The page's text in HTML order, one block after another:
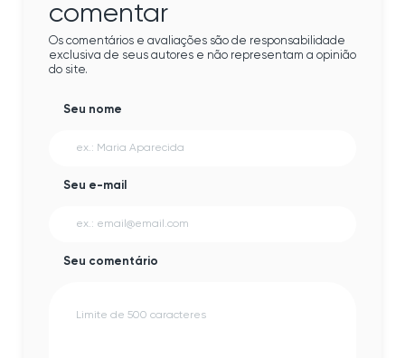
comentar
Os comentários e avaliações são de responsabilidade
exclusiva de seus autores e não representam a opinião
do site.
Seu nome
Seu e-mail
Seu comentário